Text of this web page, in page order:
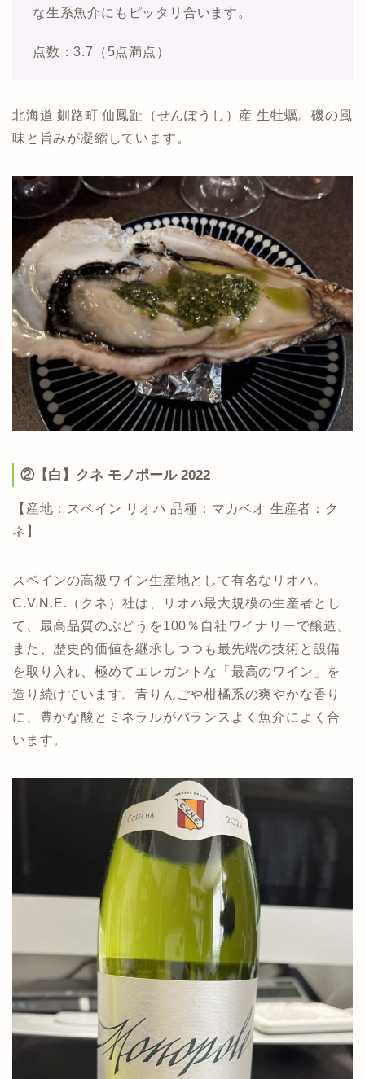
な生系魚介にもピッタリ合います。
点数：3.7（5点満点）
北海道 釧路町 仙鳳趾（せんぽうし）産 生牡蠣。磯の風
味と旨みが凝縮しています。
②【白】クネ モノポール 2022
【産地：スペイン リオハ 品種：マカベオ 生産者：ク
ネ】
スペインの高級ワイン生産地として有名なリオハ。
C.V.N.E.（クネ）社は、リオハ最大規模の生産者とし
て、最高品質のぶどうを100％自社ワイナリーで醸造。
また、歴史的価値を継承しつつも最先端の技術と設備
を取り入れ、極めてエレガントな「最高のワイン」を
造り続けています。青りんごや柑橘系の爽やかな香り
に、豊かな酸とミネラルがバランスよく魚介によく合
います。